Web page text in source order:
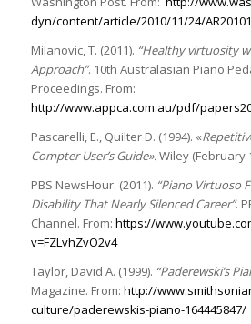
dyn/content/article/2010/11/24/
Milanovic, T. (2011). “Healthy virtuosity
Approach”. 10th Australasian Piano
Proceedings. From:
http://www.appca.com.au/pdf/
Pascarelli, E., Quilter D. (1994). «
Compter User’s Guide».Wiley (February
PBS NewsHour. (2011). “Piano Virtuoso
Disability That Nearly Silenced Career”.
Channel. From: https://
v=FZLvhZvO2v4
Taylor, David A. (1999). “Paderewski’s
Magazine. From: http://
culture/paderewskis-piano-164445847/